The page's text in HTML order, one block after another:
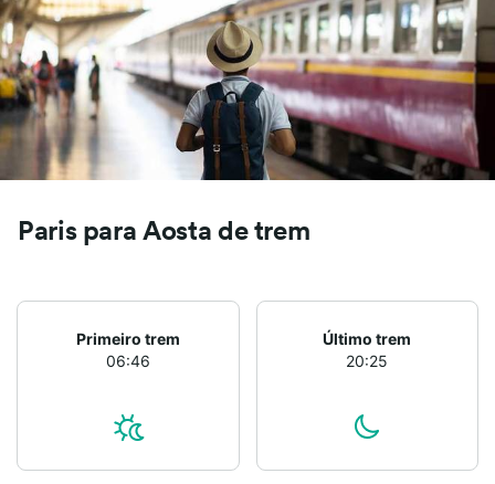
Paris para Aosta de trem
Primeiro trem
06:46
Último trem
20:25